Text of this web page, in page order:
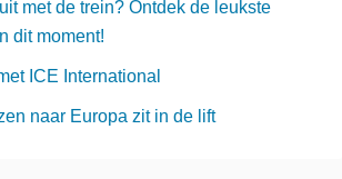
met de trein? Ontdek de leukste
dit moment!
ICE International
naar Europa zit in de lift